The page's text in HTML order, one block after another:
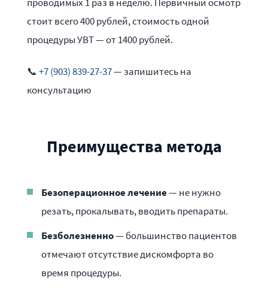
стоит всего 400 рублей, стоимость одной
процедуры УВТ — от 1400 рублей.
📞 +7 (903) 839-27-37— запишитесь на
консультацию
Преимущества метода
Безоперационное лечение— не нужно
резать, прокалывать, вводить препараты.
Безболезненно— большинство пациентов
отмечают отсутствие дискомфорта во
время процедуры.